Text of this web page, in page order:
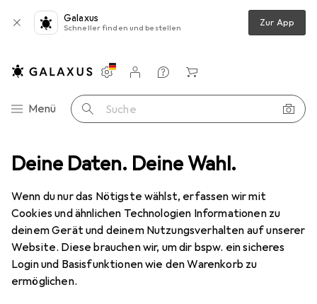
Deine Daten. Deine Wahl.
Wenn du nur das Nötigste wählst, erfassen wir mit
Cookies und ähnlichen Technologien Informationen zu
deinem Gerät und deinem Nutzungsverhalten auf unserer
Website. Diese brauchen wir, um dir bspw. ein sicheres
Login und Basisfunktionen wie den Warenkorb zu
ermöglichen.
Galaxus
Schneller finden und bestellen Zur App
Navigation nach Kategorien
Menü Suche
Einstellungen
Kundenkonto
Vergleichslisten
Merklisten
Warenkorb
Zubehör Carson Lenkhebel und Achsschenkel Set vorne X10EB
2 Bilder
CarsonLenkhebel und Achsschenkel
Set vorne X10EB
EUR
17,99